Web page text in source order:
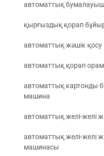
автоматтық бумалауыш,
қырғыздық қорап
автоматтық жәшік
автоматтық қорап
автоматтық картонды
машина
автоматтық желі-желі
автоматтық желі-желі
машинасы